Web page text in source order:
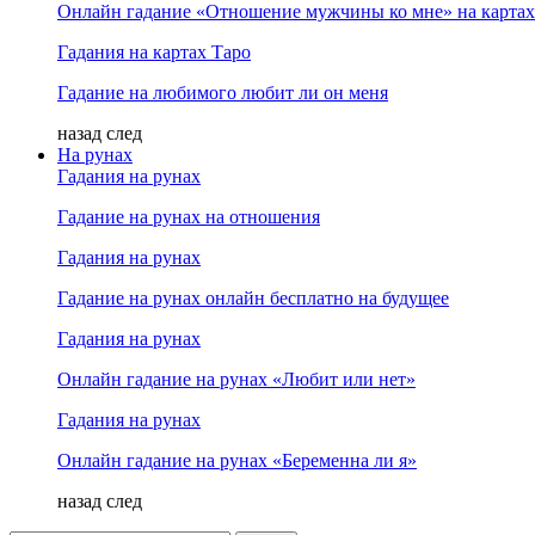
Онлайн гадание «Отношение мужчины ко мне» на
Гадания на картах Таро
Гадание на любимого любит ли он меня
назад след
На рунах
Гадания на рунах
Гадание на рунах на отношения
Гадания на рунах
Гадание на рунах онлайн бесплатно на будущее
Гадания на рунах
Онлайн гадание на рунах «Любит или нет»
Гадания на рунах
Онлайн гадание на рунах «Беременна ли я»
назад след